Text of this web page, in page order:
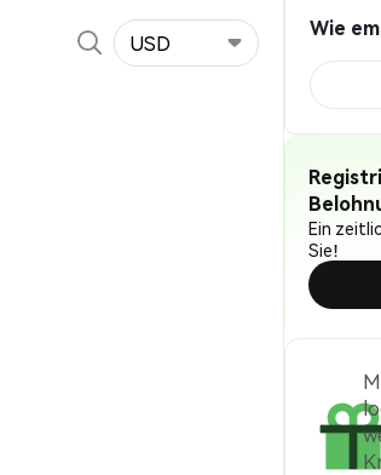
USD
Wie
Ein
Sie!